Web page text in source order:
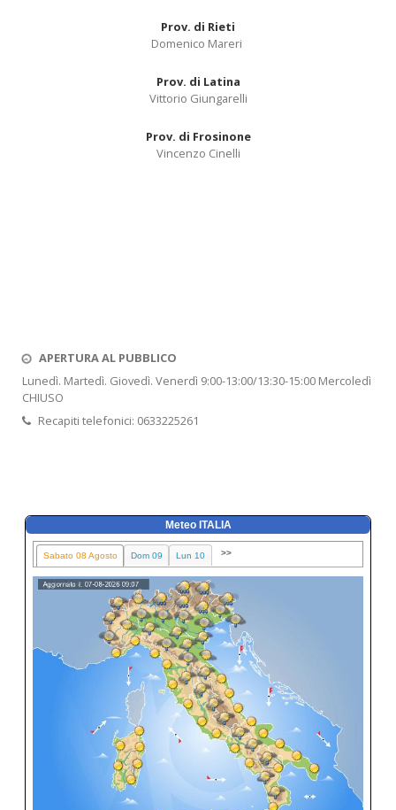
Prov. di Rieti
Domenico Mareri
Prov. di Latina
Vittorio Giungarelli
Prov. di Frosinone
Vincenzo Cinelli
APERTURA AL PUBBLICO
Lunedì. Martedì. Giovedì. Venerdì 9:00-13:00/13:30-15:00 Mercoledì
CHIUSO
Recapiti telefonici: 0633225261
Meteo ITALIA